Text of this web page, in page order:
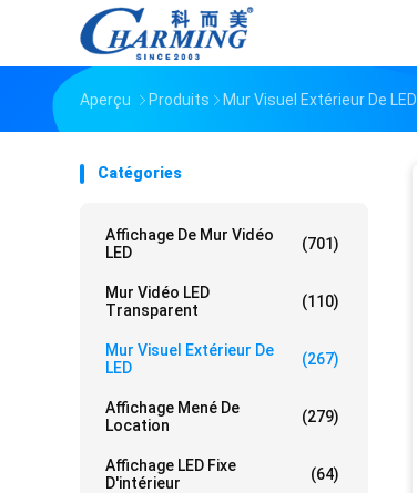
Aperçu Produits Mur Visuel Extérieur De LED
Catégories
Affichage De Mur Vidéo
LED
(701)
Mur Vidéo LED
Transparent
(110)
Mur Visuel Extérieur De
LED
(267)
Affichage Mené De
Location
(279)
Affichage LED Fixe
D'intérieur
(64)